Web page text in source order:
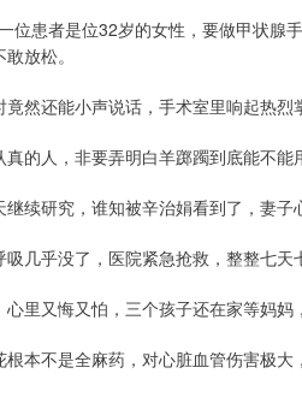
位患者是位32岁的女性，要做甲状腺
放松。
然还能小声说话，手术室里响起热
的人，非要弄明白羊踯躅到底能不能
续研究，谁知被辛治娟看到了，妻子
几乎没了，医院紧急抢救，整整七天
里又悔又怕，三个孩子还在家等妈妈
本不是全麻药，对心脏血管伤害极大